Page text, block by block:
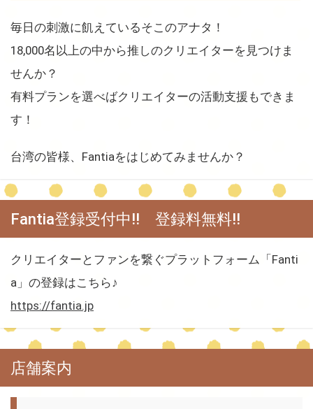
毎日の刺激に飢えているそこのアナタ！
18,000名以上の中から推しのクリエイターを見つけま
せんか？
有料プランを選べばクリエイターの活動支援もできま
す！
台湾の皆様、Fantiaをはじめてみませんか？
Fantia登録受付中!! 登録料無料!!
クリエイターとファンを繋ぐプラットフォーム「Fanti
a」の登録はこちら♪
https://fantia.jp
店舗案内